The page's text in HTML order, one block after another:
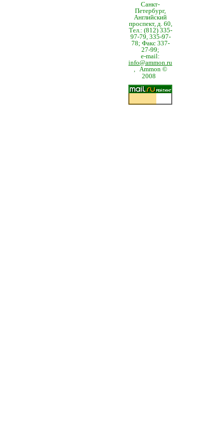
Санкт-
Петербург,
Английский
проспект, д. 60,
Тел.: (812) 335-
97-79, 335-97-
78; Факс 337-
27-99;
e-mail:
info@ammon.ru
Ammon ©
2008